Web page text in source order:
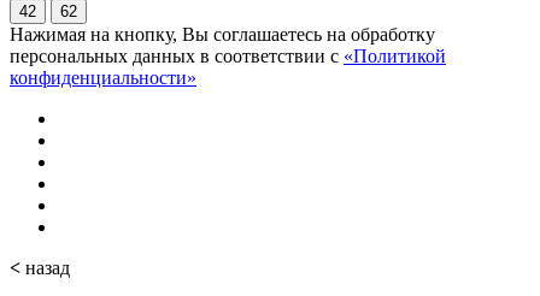
42 62
Нажимая на кнопку, Вы соглашаетесь на обработку
персональных данных в соответствии с «Политикой
конфиденциальности»
< назад